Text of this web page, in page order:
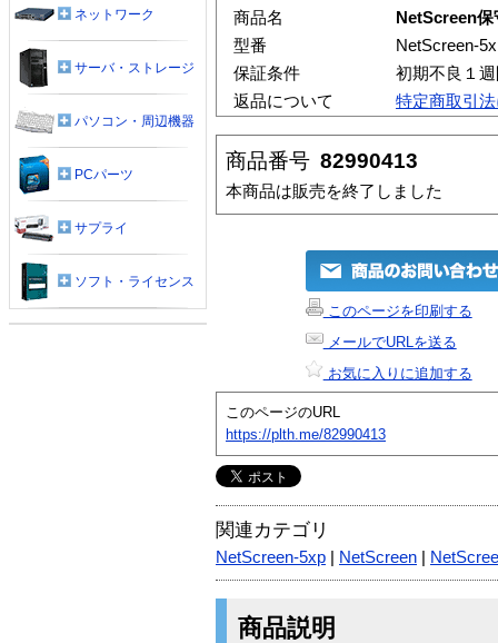
商品名
NetScreen
型番
NetScreen-
保証条件
初期不良１
返品について
特定商取引
商品番号 82990413
本商品は販売を終了しました
このページを印刷する
メールでURLを送る
お気に入りに追加する
このページのURL
https://plth.me/82990413
関連カテゴリ
NetScreen-5xp NetScreen
商品説明
ネットワーク
サーバ・ストレージ
パソコン・周辺機器
PCパーツ
サプライ
ソフト・ライセンス